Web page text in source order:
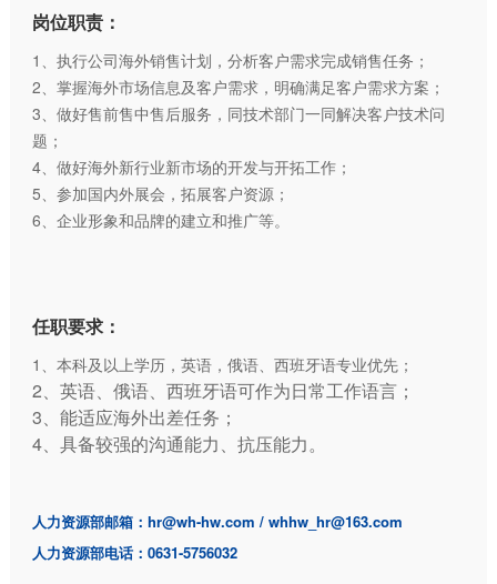
岗位职责：
1、执行公司海外销售计划，分析客户需求完成销售任务；
2、掌握海外市场信息及客户需求，明确满足客户需求方案；
3、做好售前售中售后服务，同技术部门一同解决客户技术问
题；
4、做好海外新行业新市场的开发与开拓工作；
5、参加国内外展会，拓展客户资源；
6、企业形象和品牌的建立和推广等。
任职要求：
1、本科及以上学历，英语，俄语、西班牙语专业优先；
2、英语、俄语、西班牙语可作为日常工作语言；
3、能适应海外出差任务；
4、具备较强的沟通能力、抗压能力。
人力资源部邮箱： hr@wh-hw.com / whhw_hr@163.com
人力资源部电话： 0631-5756032